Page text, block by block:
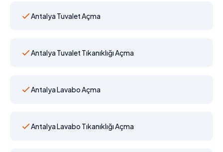
Antalya Tuvalet Açma
Antalya Tuvalet Tıkanıklığı Açma
Antalya Lavabo Açma
Antalya Lavabo Tıkanıklığı Açma